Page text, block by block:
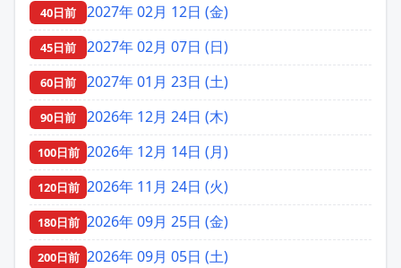
40日前 2027年 02月 12日 (金)
45日前 2027年 02月 07日 (日)
60日前 2027年 01月 23日 (土)
90日前 2026年 12月 24日 (木)
100日前 2026年 12月 14日 (月)
120日前 2026年 11月 24日 (火)
180日前 2026年 09月 25日 (金)
200日前 2026年 09月 05日 (土)